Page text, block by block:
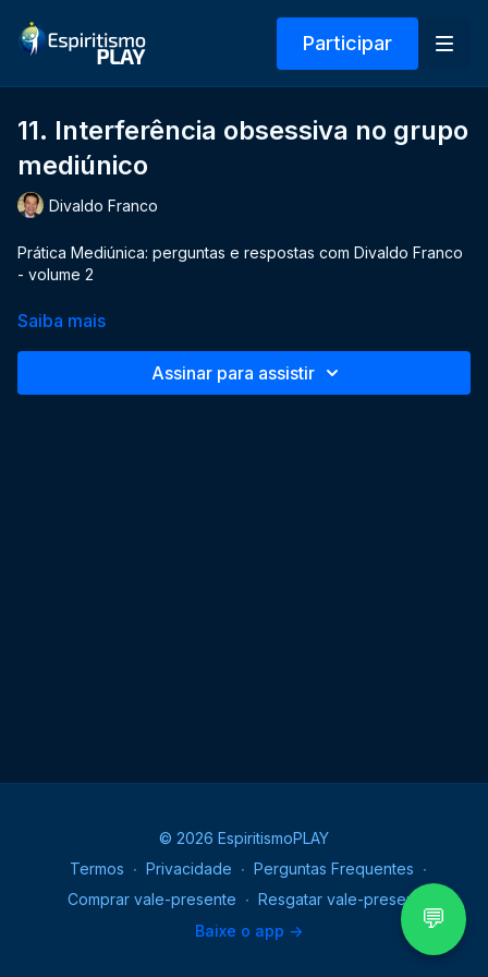
💬
Participar
11. Interferência obsessiva no grupo
mediúnico
Divaldo Franco
Prática Mediúnica: perguntas e respostas com Divaldo Franco
- volume 2
Saiba mais
Assinar para assistir
© 2026 EspiritismoPLAY
Termos ∙ Privacidade ∙ Perguntas Frequentes ∙
Comprar vale-presente ∙ Resgatar vale-presente
Baixe o app ->